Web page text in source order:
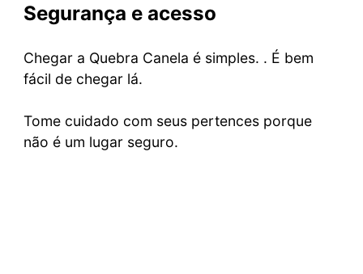
Segurança e acesso
Chegar a Quebra Canela é simples. . É bem
fácil de chegar lá.
Tome cuidado com seus pertences porque
não é um lugar seguro.